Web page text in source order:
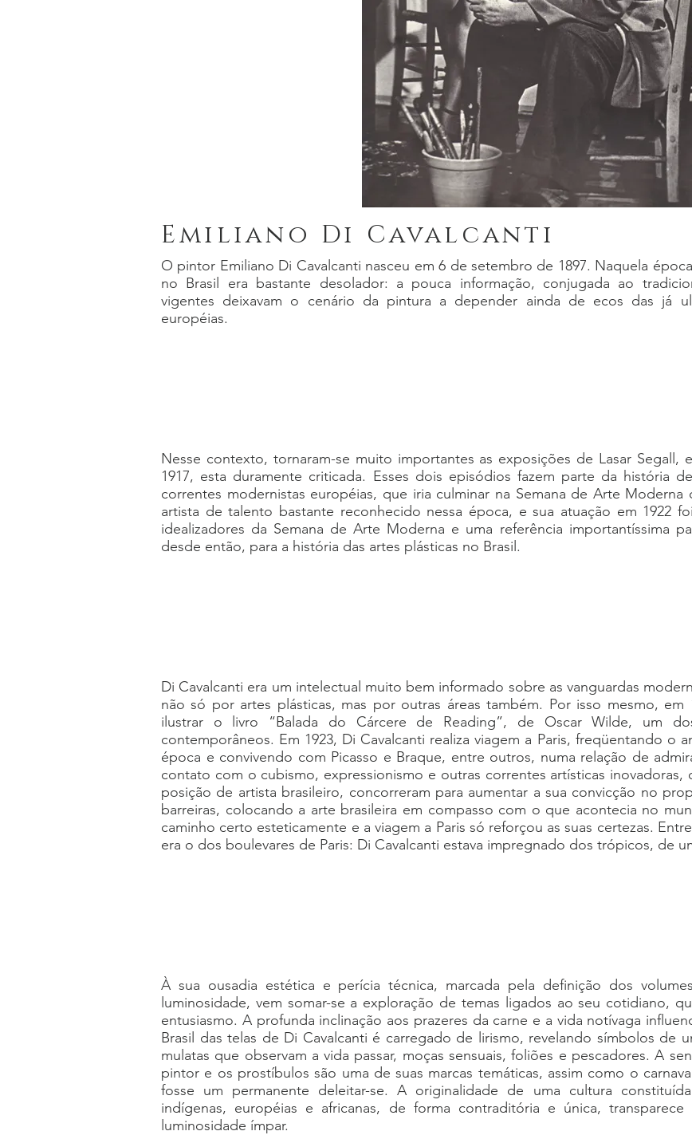
Emiliano Di Cavalcanti
O pintor Emiliano Di Cavalcanti nasceu em 6 de setembro de 1897. Naquela
no Brasil era bastante desolador: a pouca informação, conjugada ao
vigentes deixavam o cenário da pintura a depender ainda de ecos das já
européias.
Nesse contexto, tornaram-se muito importantes as exposições de Lasar Segall,
1917, esta duramente criticada. Esses dois episódios fazem parte da história
correntes modernistas européias, que iria culminar na Semana de Arte Moderna
artista de talento bastante reconhecido nessa época, e sua atuação em 1922
idealizadores da Semana de Arte Moderna e uma referência importantíssima
desde então, para a história das artes plásticas no Brasil.
Di Cavalcanti era um intelectual muito bem informado sobre as vanguardas
não só por artes plásticas, mas por outras áreas também. Por isso mesmo,
ilustrar o livro “Balada do Cárcere de Reading”, de Oscar Wilde, um
contemporâneos. Em 1923, Di Cavalcanti realiza viagem a Paris, freqüentando o
época e convivendo com Picasso e Braque, entre outros, numa relação de
contato com o cubismo, expressionismo e outras correntes artísticas inovadoras,
posição de artista brasileiro, concorreram para aumentar a sua convicção no
barreiras, colocando a arte brasileira em compasso com o que acontecia no
caminho certo esteticamente e a viagem a Paris só reforçou as suas certezas.
era o dos boulevares de Paris: Di Cavalcanti estava impregnado dos trópicos, de
À sua ousadia estética e perícia técnica, marcada pela definição dos
luminosidade, vem somar-se a exploração de temas ligados ao seu cotidiano,
entusiasmo. A profunda inclinação aos prazeres da carne e a vida notívaga
Brasil das telas de Di Cavalcanti é carregado de lirismo, revelando símbolos de
mulatas que observam a vida passar, moças sensuais, foliões e pescadores. A
pintor e os prostíbulos são uma de suas marcas temáticas, assim como o
fosse um permanente deleitar-se. A originalidade de uma cultura
indígenas, européias e africanas, de forma contraditória e única,
luminosidade ímpar.